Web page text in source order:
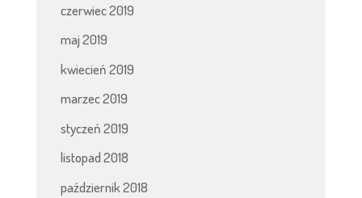
czerwiec 2019
maj 2019
kwiecień 2019
marzec 2019
styczeń 2019
listopad 2018
październik 2018